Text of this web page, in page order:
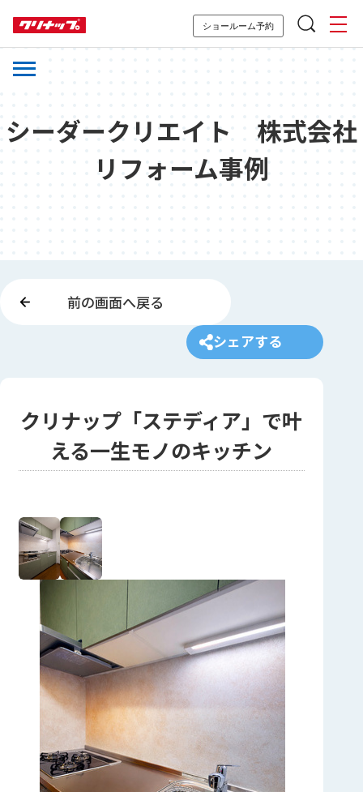
ショールーム予約
シーダークリエイト 株式会社
リフォーム事例
前の画面へ戻る
シェアする
クリナップ「ステディア」で叶
える一生モノのキッチン